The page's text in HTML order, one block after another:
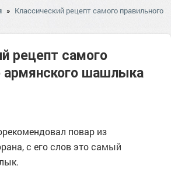
» Классический рецепт самого правильного
рецепт самого
армянского шашлыка
повар из
с его слов это самый